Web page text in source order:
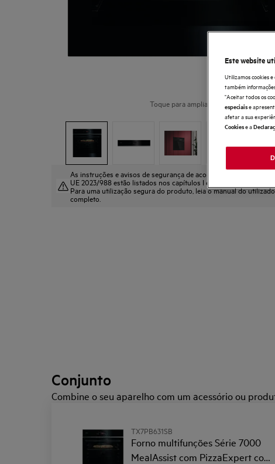
Toque para ampliar
As instruções e avisos de segurança de acordo com o
UE 2023/988 estão listados nos capítulos I e II do manual do
Para uma utilização segura do produto, leia o manual do
completo.
Conjunto
Combine o seu aparelho com um acessório ou
TX7PB631SB
Forno multifunções Série 7000
MealAssist com PizzaExpert com
Este website
Utilizamos cookies
também
"Aceitar todos os
especiaise
afetar a sua
Cookiese a